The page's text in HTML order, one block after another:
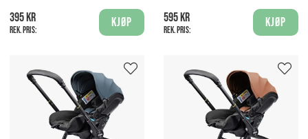
395 kr
Rek. pris:
Kjøp
595 kr
Rek. pris:
Kjøp